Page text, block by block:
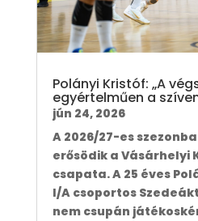
Polányi Kristóf: „A
egyértelműen a
jún 24, 2026
A 2026/27-es
erősödik a Vásárhelyi
csapata. A 25 éves
I/A csoportos
nem csupán